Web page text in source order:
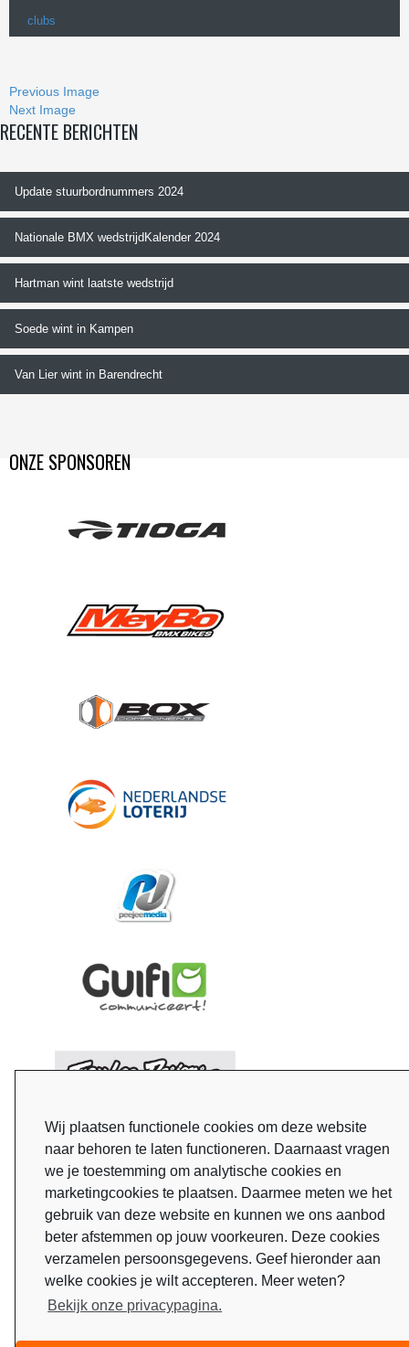
Wij plaatsen functionele cookies om deze website
naar behoren te laten functioneren. Daarnaast vragen
we je toestemming om analytische cookies en
marketingcookies te plaatsen. Daarmee meten we het
gebruik van deze website en kunnen we ons aanbod
beter afstemmen op jouw voorkeuren. Deze cookies
verzamelen persoonsgegevens. Geef hieronder aan
welke cookies je wilt accepteren. Meer weten?
Bekijk onze privacypagina.
clubs
Previous Image
Next Image
RECENTE BERICHTEN
Update stuurbordnummers 2024
Nationale BMX wedstrijdKalender 2024
Hartman wint laatste wedstrijd
Soede wint in Kampen
Van Lier wint in Barendrecht
ONZE SPONSOREN